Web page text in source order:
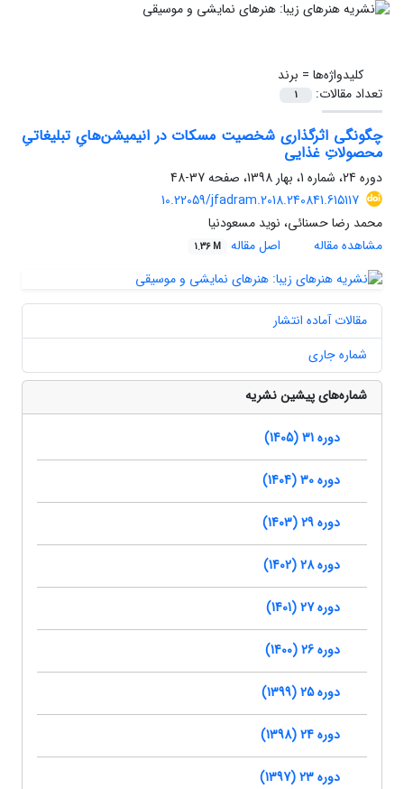
کلیدواژه‌ها = برند
تعداد مقالات:
1
چگونگی اثرگذاری شخصیت مسکات در انیمیشن‌هایِ تبلیغاتیِ
محصولاتِ غذایی
دوره 24، شماره 1، بهار 1398، صفحه
37-48
10.22059/jfadram.2018.240841.615117
محمد رضا حسنائی، نوید مسعودنیا
مشاهده مقاله
اصل مقاله 1.36 M
مقالات آماده انتشار
شماره جاری
شماره‌های پیشین نشریه
دوره 31 (1405)
دوره 30 (1404)
دوره 29 (1403)
دوره 28 (1402)
دوره 27 (1401)
دوره 26 (1400)
دوره 25 (1399)
دوره 24 (1398)
دوره 23 (1397)